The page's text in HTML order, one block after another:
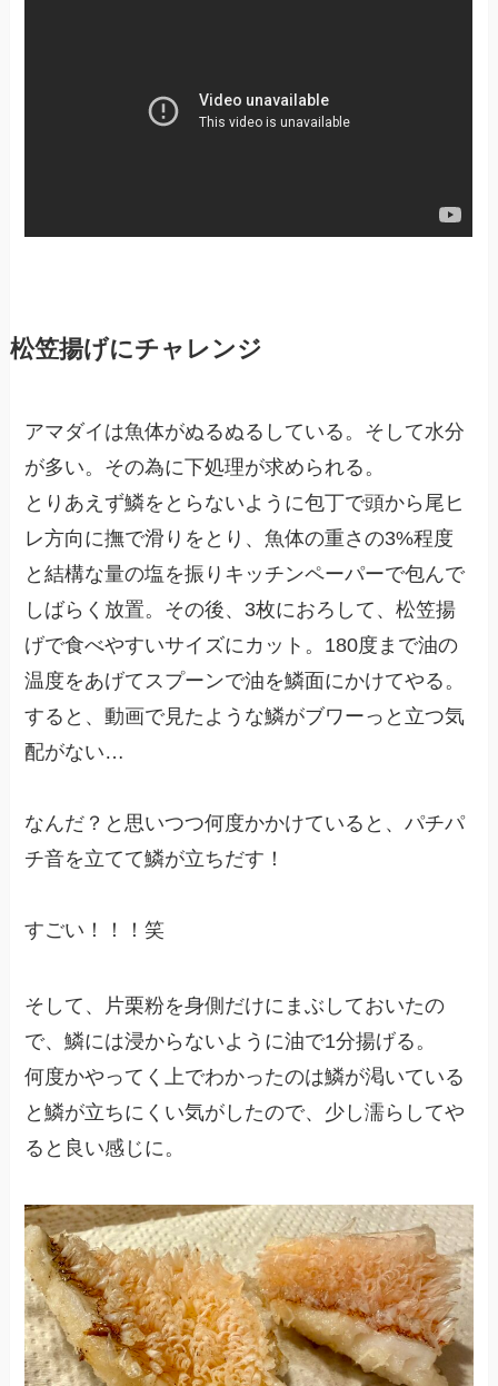
松笠揚げにチャレンジ
アマダイは魚体がぬるぬるしている。そして水分
が多い。その為に下処理が求められる。
とりあえず鱗をとらないように包丁で頭から尾ヒ
レ方向に撫で滑りをとり、魚体の重さの3%程度
と結構な量の塩を振りキッチンペーパーで包んで
しばらく放置。その後、3枚におろして、松笠揚
げで食べやすいサイズにカット。180度まで油の
温度をあげてスプーンで油を鱗面にかけてやる。
すると、動画で見たような鱗がブワーっと立つ気
配がない…
なんだ？と思いつつ何度かかけていると、パチパ
チ音を立てて鱗が立ちだす！
すごい！！！笑
そして、片栗粉を身側だけにまぶしておいたの
で、鱗には浸からないように油で1分揚げる。
何度かやってく上でわかったのは鱗が渇いている
と鱗が立ちにくい気がしたので、少し濡らしてや
ると良い感じに。